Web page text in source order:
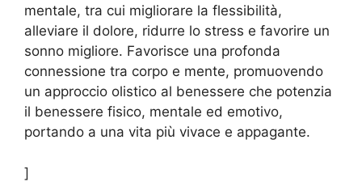
mentale, tra cui migliorare la flessibilità,
alleviare il dolore, ridurre lo stress e favorire un
sonno migliore. Favorisce una profonda
connessione tra corpo e mente, promuovendo
un approccio olistico al benessere che potenzia
il benessere fisico, mentale ed emotivo,
portando a una vita più vivace e appagante.
]